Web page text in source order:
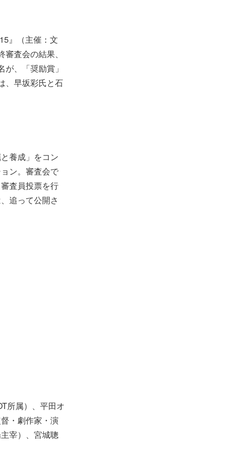
』（主催：文
査会の結果、
、「奨励賞」
、早坂彩氏と石
養成」をコン
ン。審査会で
査員投票を行
追って公開さ
所属）、平田オ
・劇作家・演
宰）、宮城聰